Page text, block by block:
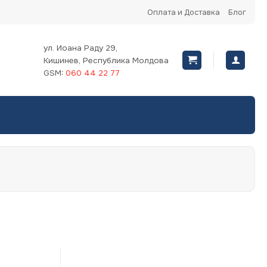
Оплата и Доставка Блог
ул. Иоана Раду 29,
Кишинев, Республика Молдова
GSM: 060 44 22 77